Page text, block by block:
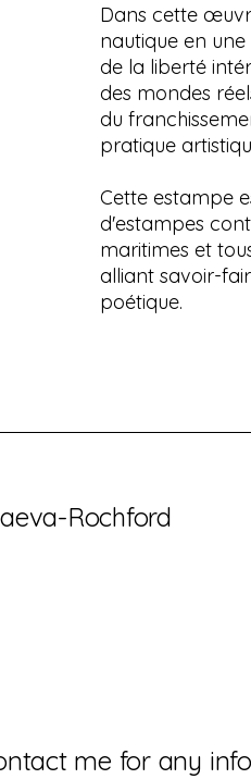
Dans cette
nautique en
de la liberté
des mondes
du
pratique
Cette estampe
d'estampes
maritimes et
alliant savoir-
poétique.
Rochford
me for any